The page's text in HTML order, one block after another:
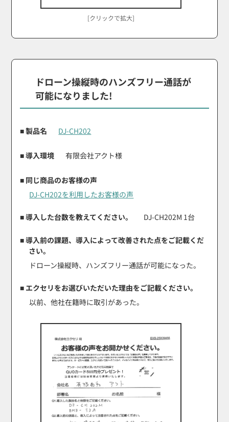
[クリックで拡大]
ドローン操縦時のハンズフリー通話が
可能になりました!
■ 製品名 DJ-CH202
■ 導入環境 有限会社アクト様
■ 同じ商品のお客様の声
DJ-CH202を利用したお客様の声
■ 導入した台数を教えてください。 DJ-CH202M 1台
■ 導入前の課題、導入によって改善された点をご記載くだ
さい。
ドローン操縦時、ハンズフリー通話が可能になった。
■ エクセリをお選びいただいた理由をご記載ください。
以前、他社在籍時に取引があった。